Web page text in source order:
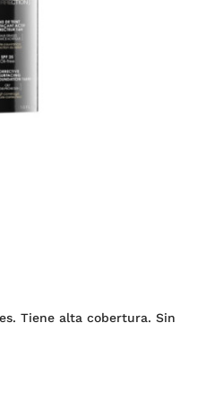
Tiene alta cobertura. Sin